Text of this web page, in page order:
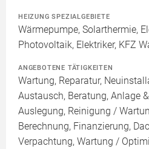
HEIZUNG SPEZIALGEBIETE
Wärmepumpe, Solarthermie,
Photovoltaik, Elektriker, KFZ
ANGEBOTENE TÄTIGKEITEN
Wartung, Reparatur,
Austausch, Beratung, Anlage
Auslegung, Reinigung /
Berechnung, Finanzierung,
Verpachtung, Wartung /